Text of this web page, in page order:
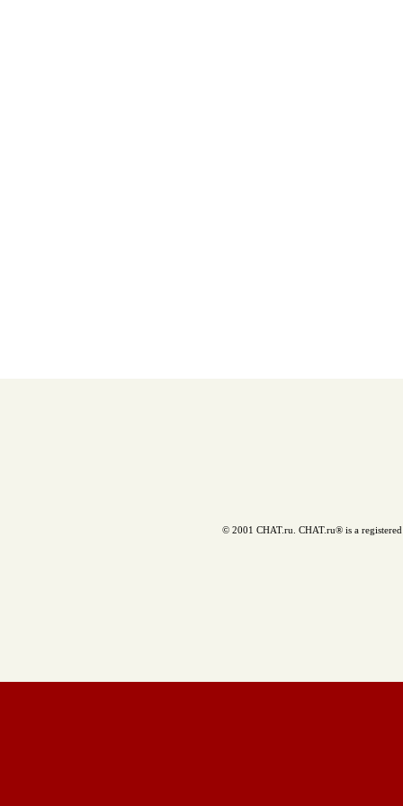
© 2001 CHAT.ru. CHAT.ru® is a